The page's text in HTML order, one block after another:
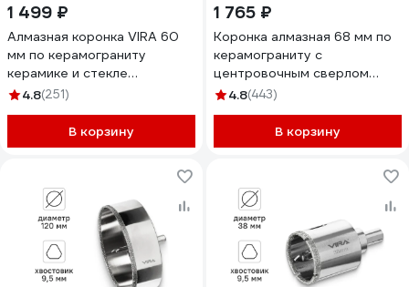
1 499 ₽
Алмазная коронка VIRA 60
мм по керамограниту
керамике и стекле
трехгранный хвостовик
4.8(251)
В корзину
1 765 ₽
Коронка алмазная 68 мм по
керамограниту с
центровочным сверлом
KRANZ KR-92-0018
4.8(443)
В корзину